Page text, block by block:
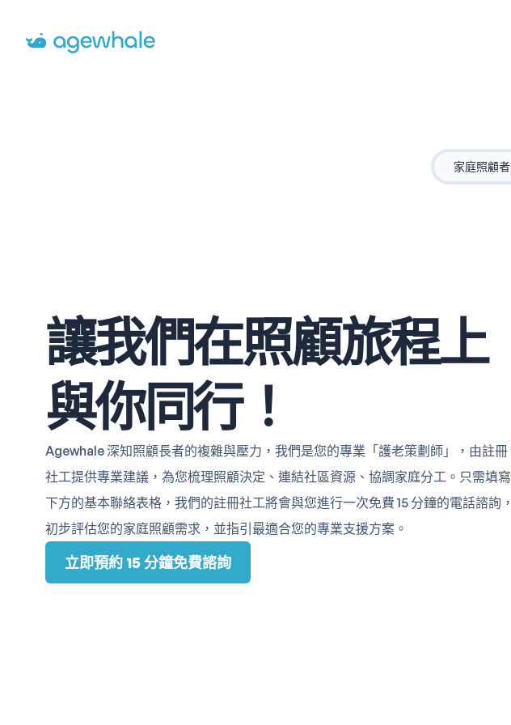
Go to homepage
家庭照顧者
讓我們在照顧旅程上
與你同行！
Agewhale 深知照顧長者的複雜與壓力，我們是您的專業「護老策劃師」，由註冊
社工提供專業建議，為您梳理照顧決定、連結社區資源、協調家庭分工。只需填寫
下方的基本聯絡表格，我們的註冊社工將會與您進行一次免費 15 分鐘的電話諮詢，
初步評估您的家庭照顧需求，並指引最適合您的專業支援方案。
立即預約 15 分鐘免費諮詢